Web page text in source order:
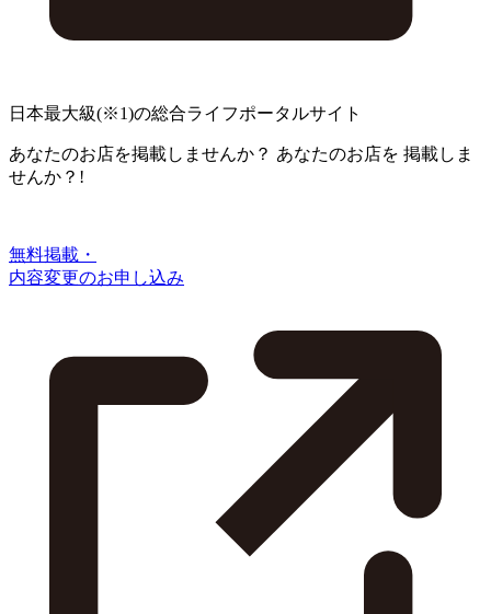
日本最大級(※1)の総合ライフポータルサイト
あなたのお店を掲載しませんか？ あなたのお店を 掲載しま
せんか？!
無料掲載・
内容変更のお申し込み